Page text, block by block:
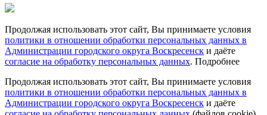
Продолжая использовать этот сайт, Вы принимаете условия
политики в отношении обработки персональных данных в
Администрации городского округа Воскресенск и даёте
согласие на обработку персональных данных. Подробнее
Продолжая использовать этот сайт, Вы принимаете условия
политики в отношении обработки персональных данных в
Администрации городского округа Воскресенск и даёте